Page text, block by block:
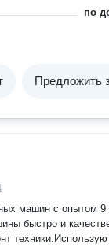
по
Предложить
машин с опытом 9
быстро и